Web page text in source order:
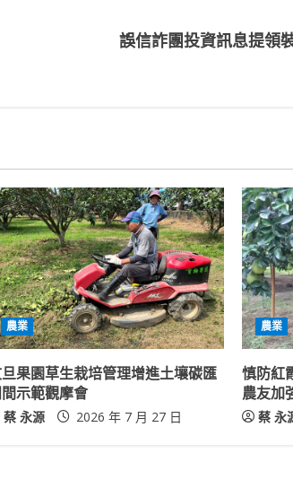
誤信詐團投資訊息提領
農業
果園草生栽培管理增進土壤碳匯
示範觀摩會
蔡 永源 2026 年 7 月 27 日
農業
慎防紅
農友加
蔡 永